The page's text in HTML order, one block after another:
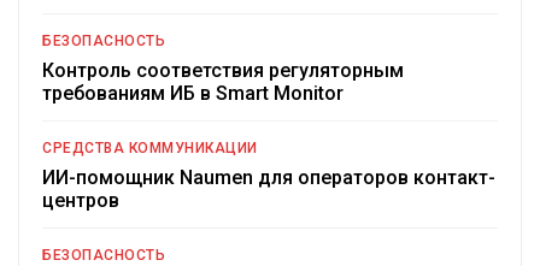
БЕЗОПАСНОСТЬ
Контроль соответствия регуляторным
требованиям ИБ в Smart Monitor
СРЕДСТВА КОММУНИКАЦИИ
ИИ-помощник Naumen для операторов контакт-
центров
БЕЗОПАСНОСТЬ